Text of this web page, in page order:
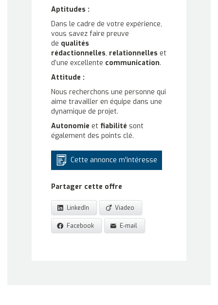
Aptitudes :
Dans le cadre de votre expérience,
vous savez faire preuve
de qualités
rédactionnelles, relationnelles et
d’une excellente communication.
Attitude :
Nous recherchons une personne qui
aime travailler en équipe dans une
dynamique de projet.
Autonomie et fiabilité sont
également des points clé.
Cette annonce m'intéresse
Partager cette offre
LinkedIn Viadeo
Facebook E-mail